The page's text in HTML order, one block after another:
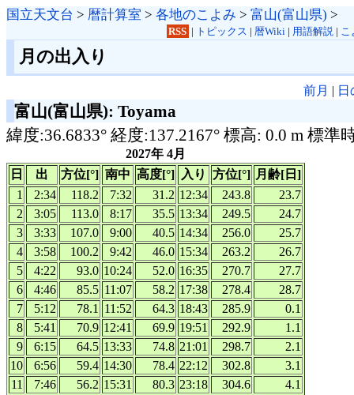
国立天文台 > 暦計算室 > 各地のこよみ > 富山(富山県) >
RSS | トピックス | 暦Wiki| 用語解説| こ
月の出入り
前月 |
富山(富山県): Toyama
緯度:36.6833° 経度:137.2167° 標高: 0.0 m 標準
2027年 4月
日
出 方位[°] 南中 高度[°] 入り 方位[°] 月齢[日]
1
2:34 118.2 7:32 31.2 12:34 243.8
23.7
2
3:05 113.0 8:17 35.5 13:34 249.5
24.7
3
3:33 107.0 9:00 40.5 14:34 256.0
25.7
4
3:58 100.2 9:42 46.0 15:34 263.2
26.7
5
4:22 93.0 10:24 52.0 16:35 270.7
27.7
6
4:46 85.5 11:07 58.2 17:38 278.4
28.7
7
5:12 78.1 11:52 64.3 18:43 285.9
0.1
8
5:41 70.9 12:41 69.9 19:51 292.9
1.1
9
6:15 64.5 13:33 74.8 21:01 298.7
2.1
10
6:56 59.4 14:30 78.4 22:12 302.8
3.1
11
7:46 56.2 15:31 80.3 23:18 304.6
4.1